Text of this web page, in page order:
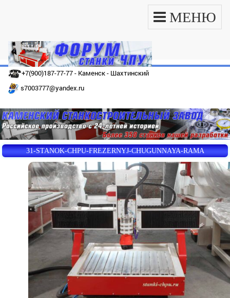
МЕНЮ
+7(900)187-77-77 - Каменск - Шахтинский
s7003777@yandex.ru
31-STANOK-CHPU-FREZERNYJ-CHUGUNNAYA-RAMA